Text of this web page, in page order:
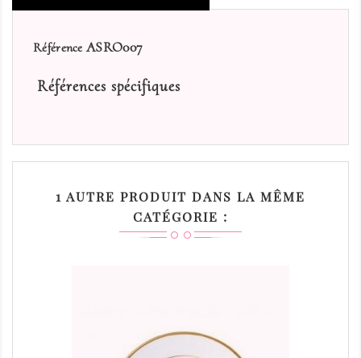
Référence ASRO007
Références spécifiques
1 AUTRE PRODUIT DANS LA MÊME
CATÉGORIE :